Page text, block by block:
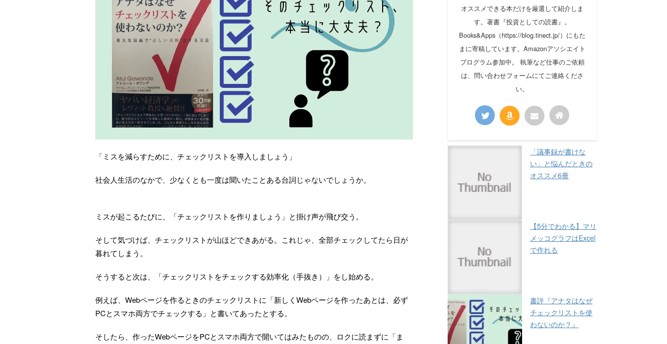
「ミスを減らすために、チェックリストを導入しましょう」
社会人生活のなかで、少なくとも一度は聞いたことある台詞じゃないでしょうか。
ミスが起こるたびに、「チェックリストを作りましょう」と掛け声が飛び交う。
そして気づけば、チェックリストが山ほどできあがる。これじゃ、全部チェックしてたら日が
暮れてしまう。
そうすると次は、「チェックリストをチェックする効率化（手抜き）」をし始める。
例えば、Webページを作るときのチェックリストに「新しくWebページを作ったあとは、必ず
PCとスマホ両方でチェックする」と書いてあったとする。
そしたら、作ったWebページをPCとスマホ両方で開いてはみたものの、ロクに読まずに「ま
オススメできる本だけを厳選して紹介しま
す。著書『投資としての読書』。
Books&Apps（https://blog.tinect.jp/）にもた
まに寄稿しています。Amazonアソシエイト
プログラム参加中。 執筆など仕事のご依頼
は、問い合わせフォームにてご連絡くださ
い。
「議事録が書けな
い」と悩んだときの
オススメ6冊
【5分でわかる】マリ
メッコグラフはExcel
で作れる
書評『アナタはなぜ
チェックリストを使
わないのか？』